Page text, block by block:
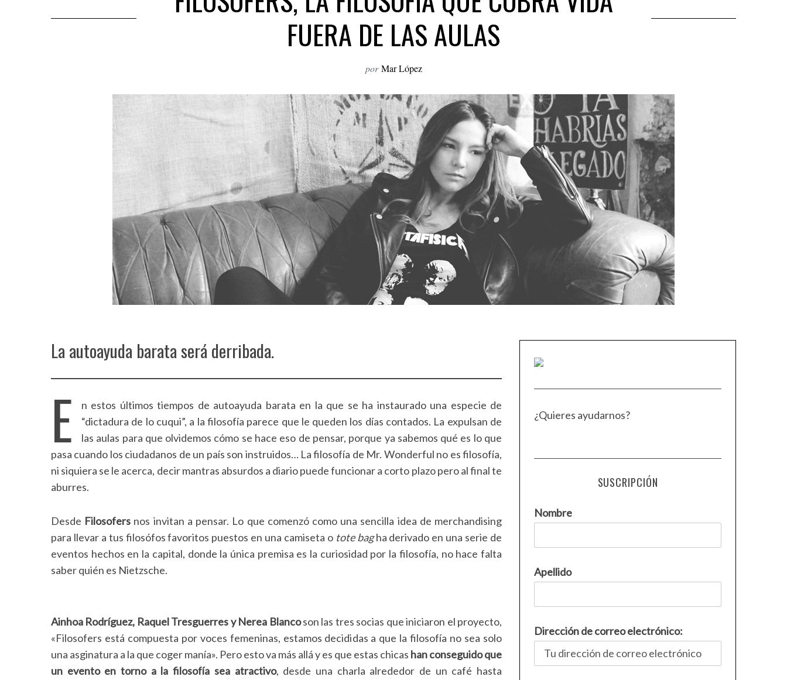
FUERA DE LAS AULAS
por Mar López
La autoayuda barata será derribada.
E
n estos últimos tiempos de autoayuda barata en la que se ha instaurado una especie de
“dictadura de lo cuqui”, a la filosofía parece que le queden los días contados. La expulsan de
las aulas para que olvidemos cómo se hace eso de pensar, porque ya sabemos qué es lo que
pasa cuando los ciudadanos de un país son instruidos… La filosofía de Mr. Wonderful no es filosofía,
ni siquiera se le acerca, decir mantras absurdos a diario puede funcionar a corto plazo pero al final te
aburres.
Desde Filosofers nos invitan a pensar. Lo que comenzó como una sencilla idea de merchandising
para llevar a tus filosófos favoritos puestos en una camiseta o tote bagha derivado en una serie de
eventos hechos en la capital, donde la única premisa es la curiosidad por la filosofía, no hace falta
saber quién es Nietzsche.
Ainhoa Rodríguez, Raquel Tresguerres y Nerea Blancoson las tres socias que iniciaron el proyecto,
«Filosofers está compuesta por voces femeninas, estamos decididas a que la filosofía no sea solo
una asginatura a la que coger manía». Pero esto va más allá y es que estas chicas han conseguido que
un evento en torno a la filosofía sea atractivo, desde una charla alrededor de un café hasta
¿Quieres ayudarnos?
SUSCRIPCIÓN
Nombre
Apellido
Dirección de correo electrónico: